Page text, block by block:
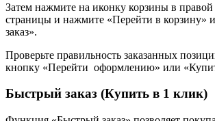
Затем нажмите на иконку корзины в правой
страницы и нажмите «Перейти в корзину»
заказ».
Проверьте правильность заказанных
кнопку «Перейти оформлению» или
Быстрый заказ (Купить в 1 клик)